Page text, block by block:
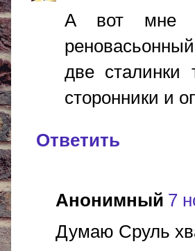
А вот мне
две сталинки
сторонники и
Ответить
Анонимный 7
Думаю Сруль